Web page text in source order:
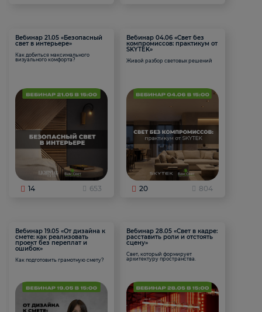
Вебинар 21.05 «Безопасный
свет в интерьере»
Как добиться максимального
визуального комфорта?
14 653
Вебинар 04.06 «Свет без
компромиссов: практикум от
SKYTEK»
Живой разбор световых решений
20 804
Вебинар 19.05 «От дизайна к
смете: как реализовать
проект без переплат и
ошибок»
Как подготовить грамотную смету?
Вебинар 28.05 «Свет в кадре:
расставить роли и отстоять
сцену»
Свет, который формирует
архитектуру пространства.